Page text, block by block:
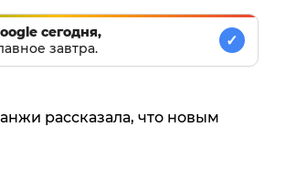
сегодня,
завтра.
✓
рассказала, что новым